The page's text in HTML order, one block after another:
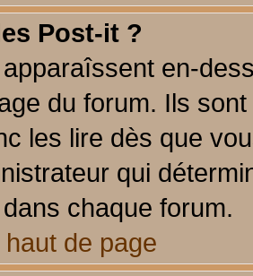
Post-it ?
en-
du forum. Ils
les lire dès que
qui
chaque forum.
de page